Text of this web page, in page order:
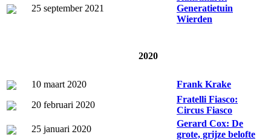
25 september 2021
Generatietuin
Wierden
2020
10 maart 2020
Frank Krake
20 februari 2020
Fratelli Fiasco:
Circus Fiasco
25 januari 2020
Gerard Cox: De
grote, grijze belofte